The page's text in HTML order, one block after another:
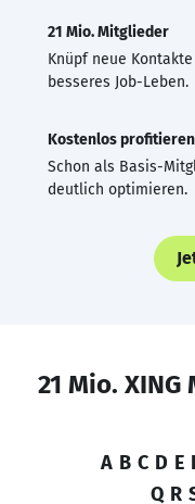
21 Mio. Mitglieder
Knüpf neue
besseres Job-Leben.
Kostenlos profitieren
Schon als Basis-
deutlich optimieren.
21 Mio.
A B C D E
Q R